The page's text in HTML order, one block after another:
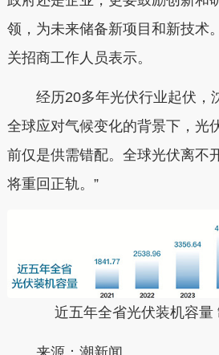
领，为未来储备新项目和新技术
关招商工作人员表示。
经历20多年光伏行业起伏，
全球应对气候变化的背景下，光
前仅是供需错配。全球光伏离不
将重回正轨。”
近五年全省光伏装机容量